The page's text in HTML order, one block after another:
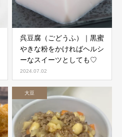
呉豆腐（ごどうふ）｜黒蜜
やきな粉をかければヘルシ
ーなスイーツとしても♡
2024.07.02
大豆